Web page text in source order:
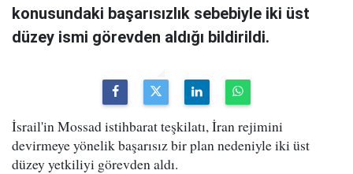
konusundaki başarısızlık sebebiyle iki üst
düzey ismi görevden aldığı bildirildi.
İsrail'in Mossad istihbarat teşkilatı, İran rejimini
devirmeye yönelik başarısız bir plan nedeniyle iki üst
düzey yetkiliyi görevden aldı.